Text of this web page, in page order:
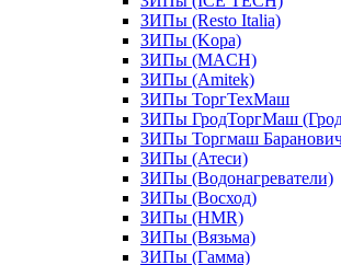
ЗИПы (Resto Italia)
ЗИПы (Kopa)
ЗИПы (MACH)
ЗИПы (Amitek)
ЗИПы ТоргТехМаш
ЗИПы ГродТоргМаш
ЗИПы Торгмаш
ЗИПы (Атеси)
ЗИПы (Водонагреватели)
ЗИПы (Восход)
ЗИПы (HMR)
ЗИПы (Вязьма)
ЗИПы (Гамма)